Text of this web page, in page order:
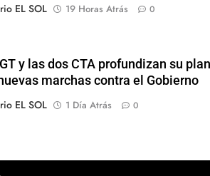
EL SOL
19 Horas Atrás 0
y las dos CTA profundizan su
marchas contra el Gobierno
EL SOL
1 Día Atrás 0